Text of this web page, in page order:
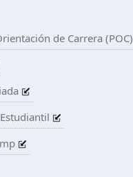
de Carrera (POC)